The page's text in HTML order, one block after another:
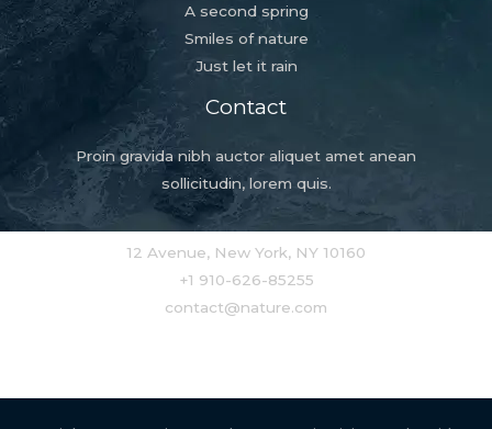
A second spring
Smiles of nature
Just let it rain
Contact
Proin gravida nibh auctor aliquet amet anean
sollicitudin, lorem quis.
12 Avenue, New York, NY 10160
+1 910-626-85255
contact@nature.com